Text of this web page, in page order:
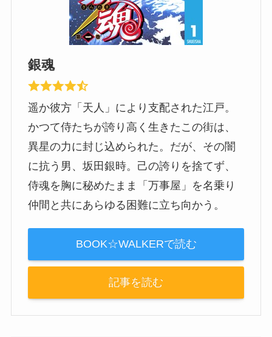
銀魂
遥か彼方「天人」により支配された江戸。
かつて侍たちが誇り高く生きたこの街は、
異星の力に封じ込められた。だが、その闇
に抗う男、坂田銀時。己の誇りを捨てず、
侍魂を胸に秘めたまま「万事屋」を名乗り
仲間と共にあらゆる困難に立ち向かう。
BOOK☆WALKERで読む
記事を読む